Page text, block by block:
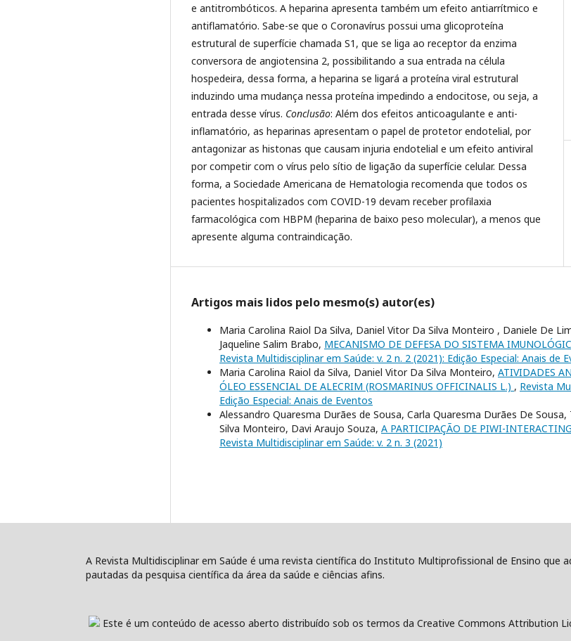
e antitrombóticos. A heparina apresenta também um efeito antiarrítmico e
antiflamatório. Sabe-se que o Coronavírus possui uma glicoproteína
estrutural de superfície chamada S1, que se liga ao receptor da enzima
conversora de angiotensina 2, possibilitando a sua entrada na célula
hospedeira, dessa forma, a heparina se ligará a proteína viral estrutural
induzindo uma mudança nessa proteína impedindo a endocitose, ou seja, a
entrada desse vírus. Conclusão: Além dos efeitos anticoagulante e anti-
inflamatório, as heparinas apresentam o papel de protetor endotelial, por
antagonizar as histonas que causam injuria endotelial e um efeito antiviral
por competir com o vírus pelo sítio de ligação da superfície celular. Dessa
forma, a Sociedade Americana de Hematologia recomenda que todos os
pacientes hospitalizados com COVID-19 devam receber profilaxia
farmacológica com HBPM (heparina de baixo peso molecular), a menos que
apresente alguma contraindicação.
Artigos mais lidos pelo mesmo(s) autor(es)
Maria Carolina Raiol Da Silva, Daniel Vitor Da Silva Monteiro , Daniele De
Jaqueline Salim Brabo, MECANISMO DE DEFESA DO SISTEMA
Revista Multidisciplinar em Saúde: v. 2 n. 2 (2021): Edição Especial: Anais de
Maria Carolina Raiol da Silva, Daniel Vitor Da Silva Monteiro, ATIVIDADES
ÓLEO ESSENCIAL DE ALECRIM (ROSMARINUS OFFICINALIS L.) , Revista
Edição Especial: Anais de Eventos
Alessandro Quaresma Durães de Sousa, Carla Quaresma Durães De
Silva Monteiro, Davi Araujo Souza, A PARTICIPAÇÃO DE PIWI-
Revista Multidisciplinar em Saúde: v. 2 n. 3 (2021)
A Revista Multidisciplinar em Saúde é uma revista científica do Instituto Multiprofissional de Ensino que
pautadas da pesquisa científica da área da saúde e ciências afins.
Este é um conteúdo de acesso aberto distribuído sob os termos da Creative Commons Attribution